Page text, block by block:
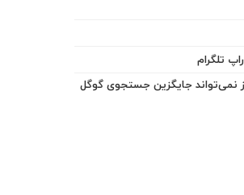
تلگرام
جایگزین جستجوی گوگل